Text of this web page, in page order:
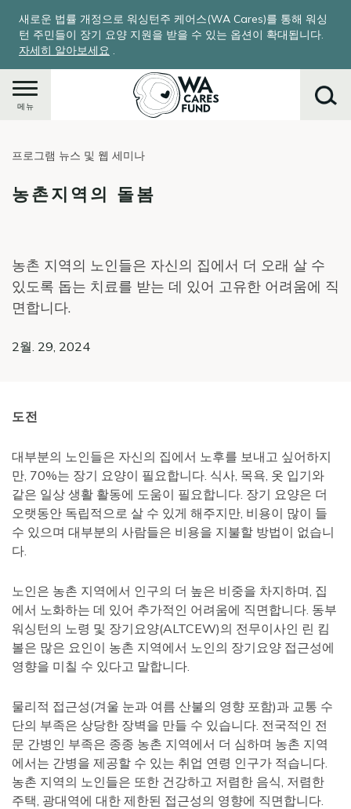
텐
새로운 법률 개정으로 워싱턴주 케어스(WA Cares)를 통해 워싱
턴 주민들이 장기 요양 지원을 받을 수 있는 옵션이 확대됩니다.
자세히 알아보세요 .
메뉴
프로그램 뉴스 및 웹 세미나
농촌지역의 돌봄
2월. 29, 2024
농촌 지역의 노인들은 자신의 집에서 더 오래 살 수
있도록 돕는 치료를 받는 데 있어 고유한 어려움에 직
면합니다.
도전
대부분의 노인들은 자신의 집에서 노후를 보내고 싶어하지
만, 70%는 장기 요양이 필요합니다. 식사, 목욕, 옷 입기와
같은 일상 생활 활동에 도움이 필요합니다. 장기 요양은 더
오랫동안 독립적으로 살 수 있게 해주지만, 비용이 많이 들
수 있으며 대부분의 사람들은 비용을 지불할 방법이 없습니
다.
노인은 농촌 지역에서 인구의 더 높은 비중을 차지하며, 집
에서 노화하는 데 있어 추가적인 어려움에 직면합니다. 동부
워싱턴의 노령 및 장기요양(ALTCEW)의 전무이사인 린 킴
볼은 많은 요인이 농촌 지역에서 노인의 장기요양 접근성에
영향을 미칠 수 있다고 말합니다.
물리적 접근성(겨울 눈과 여름 산불의 영향 포함)과 교통 수
단의 부족은 상당한 장벽을 만들 수 있습니다. 전국적인 전
문 간병인 부족은 종종 농촌 지역에서 더 심하며 농촌 지역
에서는 간병을 제공할 수 있는 취업 연령 인구가 적습니다.
농촌 지역의 노인들은 또한 건강하고 저렴한 음식, 저렴한
주택, 광대역에 대한 제한된 접근성의 영향에 직면합니다.